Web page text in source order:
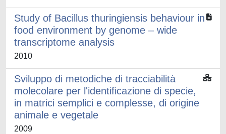
Study of Bacillus thuringiensis behaviour in
food environment by genome – wide
transcriptome analysis
2010
Sviluppo di metodiche di tracciabilità
molecolare per l'identificazione di specie,
in matrici semplici e complesse, di origine
animale e vegetale
2009